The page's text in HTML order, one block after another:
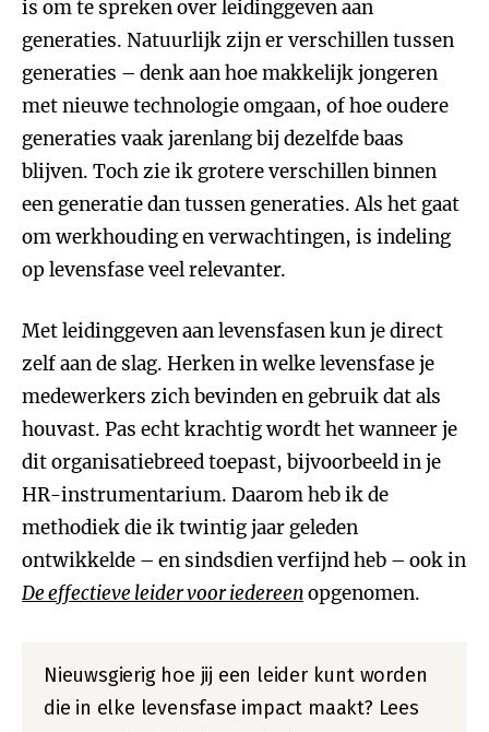
is om te spreken over leidinggeven aan
generaties. Natuurlijk zijn er verschillen tussen
generaties – denk aan hoe makkelijk jongeren
met nieuwe technologie omgaan, of hoe oudere
generaties vaak jarenlang bij dezelfde baas
blijven. Toch zie ik grotere verschillen binnen
een generatie dan tussen generaties. Als het gaat
om werkhouding en verwachtingen, is indeling
op levensfase veel relevanter.
Met leidinggeven aan levensfasen kun je direct
zelf aan de slag. Herken in welke levensfase je
medewerkers zich bevinden en gebruik dat als
houvast. Pas echt krachtig wordt het wanneer je
dit organisatiebreed toepast, bijvoorbeeld in je
HR-instrumentarium. Daarom heb ik de
methodiek die ik twintig jaar geleden
ontwikkelde – en sindsdien verfijnd heb – ook in
De effectieve leider voor iedereenopgenomen.
Nieuwsgierig hoe jij een leider kunt worden
die in elke levensfase impact maakt? Lees